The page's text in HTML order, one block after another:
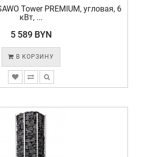
Tower PREMIUM, угловая, 6
кВт, ...
5 589 BYN
В КОРЗИНУ